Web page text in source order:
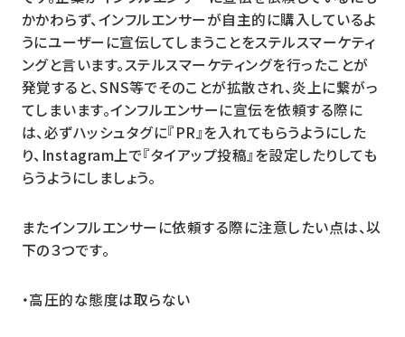
かかわらず、インフルエンサーが自主的に購入しているよ
うにユーザーに宣伝してしまうことをステルスマーケティ
ングと言います。ステルスマーケティングを行ったことが
発覚すると、SNS等でそのことが拡散され、炎上に繋がっ
てしまいます。インフルエンサーに宣伝を依頼する際に
は、必ずハッシュタグに『PR』を入れてもらうようにした
り、Instagram上で『タイアップ投稿』を設定したりしても
らうようにしましょう。
またインフルエンサーに依頼する際に注意したい点は、以
下の３つです。
・高圧的な態度は取らない